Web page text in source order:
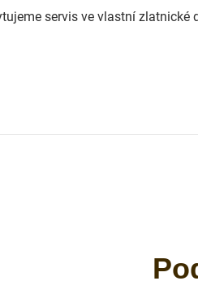
servis ve vlastní zlatnické